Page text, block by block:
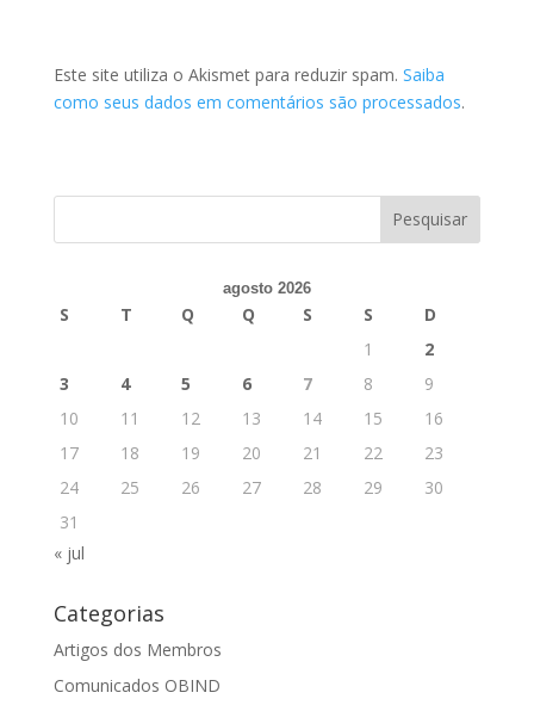
Este site utiliza o Akismet para reduzir spam. Saiba
como seus dados em comentários são processados.
agosto 2026
S T Q Q S S
D
1
2
3
4 5 6 7 8
9
10
11 12 13 14 15
16
17
18 19 20 21 22
23
24
25 26 27 28 29
30
31
« jul
Categorias
Artigos dos Membros
Comunicados OBIND